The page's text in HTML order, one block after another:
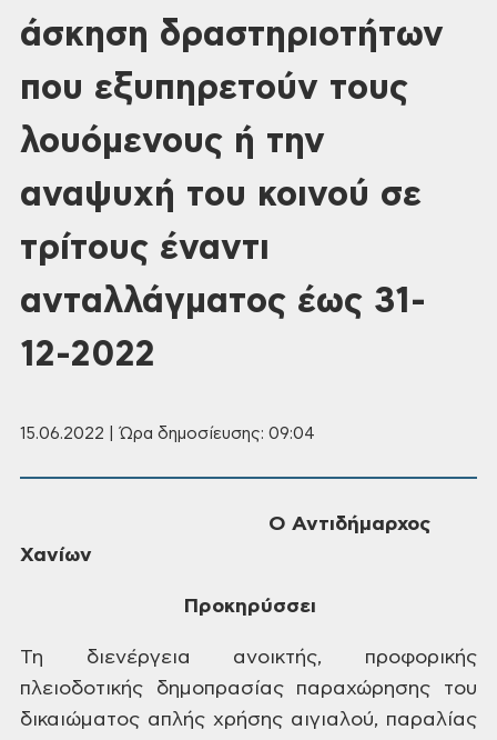
άσκηση δραστηριοτήτων
που εξυπηρετούν τους
λουόμενους ή την
αναψυχή του κοινού σε
τρίτους έναντι
ανταλλάγματος έως 31-
12-2022
15.06.2022 | Ώρα δημοσίευσης: 09:04
Ο Αντιδήμαρχος
Χανίων
Προκηρύσσει
Τη διενέργεια ανοικτής, προφορικής
πλειοδοτικής δημοπρασίαςπαραχώρησης του
δικαιώματος απλής χρήσης αιγιαλού, παραλίας